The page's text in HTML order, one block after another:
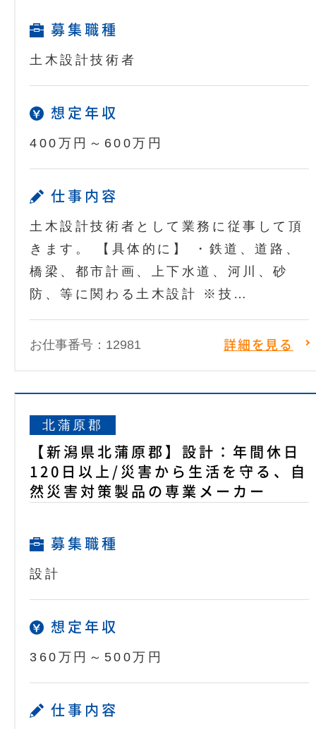
募集職種
土木設計技術者
想定年収
400万円～600万円
仕事内容
土木設計技術者として業務に従事して頂
きます。 【具体的に】 ・鉄道、道路、
橋梁、都市計画、上下水道、河川、砂
防、等に関わる土木設計 ※技…
お仕事番号：12981 詳細を見る
北蒲原郡
【新潟県北蒲原郡】設計：年間休日
120日以上/災害から生活を守る、自
然災害対策製品の専業メーカー
募集職種
設計
想定年収
360万円～500万円
仕事内容